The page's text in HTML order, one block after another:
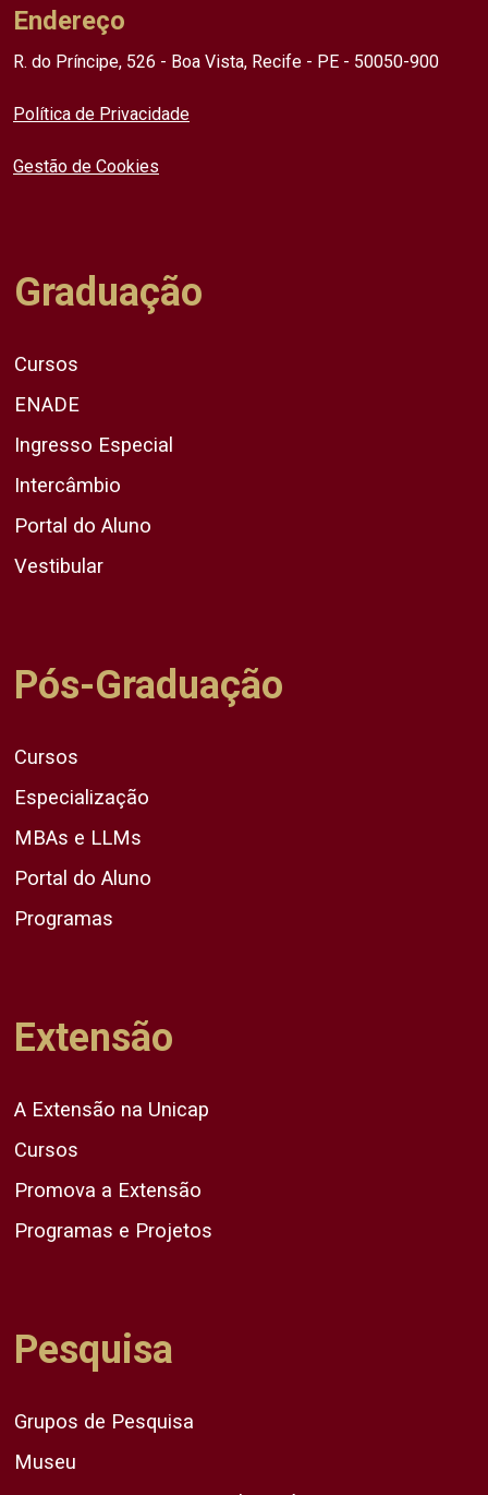
Endereço
R. do Príncipe, 526 - Boa Vista, Recife - PE - 50050-900
Política de Privacidade
Gestão de Cookies
Graduação
Cursos
ENADE
Ingresso Especial
Intercâmbio
Portal do Aluno
Vestibular
Pós-Graduação
Cursos
Especialização
MBAs e LLMs
Portal do Aluno
Programas
Extensão
A Extensão na Unicap
Cursos
Promova a Extensão
Programas e Projetos
Pesquisa
Grupos de Pesquisa
Museu